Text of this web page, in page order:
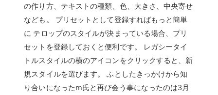
の作り方、テキストの種類、色、大きさ、中央寄せ
なども。 プリセットとして登録すればもっと簡単
に テロップのスタイルが決まっている場合、プリ
セットを登録しておくと便利です。 レガシータイ
トルスタイルの横のアイコンをクリックすると、新
規スタイルを選びます。 ふとしたきっかけから知
り合いになったm氏と再び会う事になったのは3月